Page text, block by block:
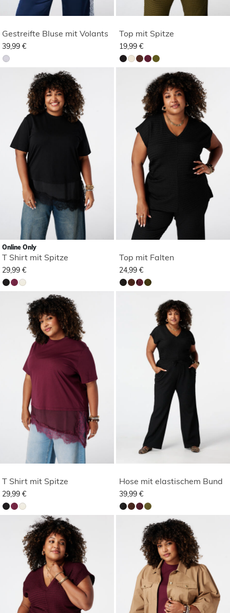
Gestreifte Bluse mit Volants
39,99 €
Top mit Spitze
19,99 €
Online Only
T Shirt mit Spitze
29,99 €
Top mit Falten
24,99 €
T Shirt mit Spitze
29,99 €
Hose mit elastischem Bund
39,99 €